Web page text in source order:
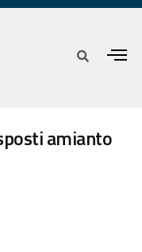
amianto